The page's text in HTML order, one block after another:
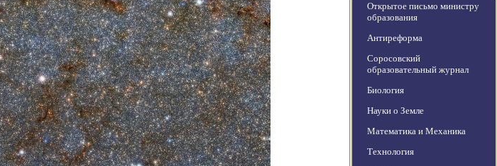
Открытое письмо министру
образования
Антиреформа
Соросовский
образовательный журнал
Биология
Науки о Земле
Математика и Механика
Технология